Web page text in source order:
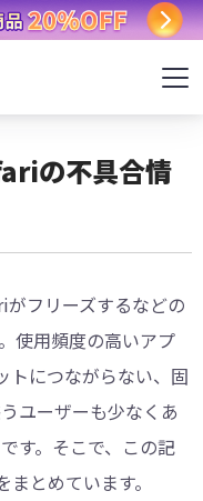
の不具合情
フリーズするなどの
使用頻度の高いアプ
トにつながらない、固
ユーザーも少なくあ
す。そこで、この記
とめています。